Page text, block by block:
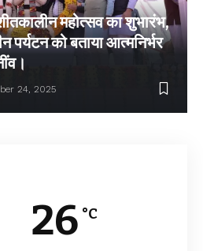
महोत्सव का शुभारंभ,
पर्यटन को बताया आत्मनिर्भर
24, 2025
26 °C